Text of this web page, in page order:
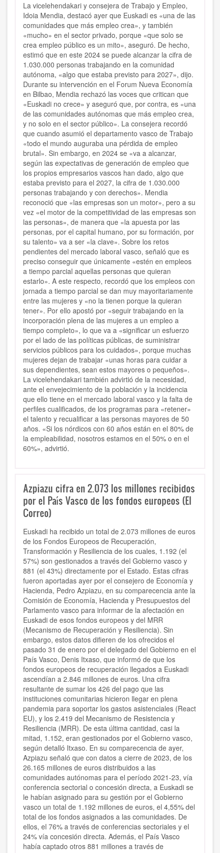
La vicelehendakari y consejera de Trabajo y Empleo,
Idoia Mendia, destacó ayer que Euskadi es «una de las
comunidades que más empleo crea», y también
«mucho» en el sector privado, porque «que solo se
crea empleo público es un mito», aseguró. De hecho,
estimó que en este 2024 se puede alcanzar la cifra de
1.030.000 personas trabajando en la comunidad
autónoma, «algo que estaba previsto para 2027», dijo.
Durante su intervención en el Forum Nueva Economía
en Bilbao, Mendia rechazó las voces que critican que
«Euskadi no crece» y aseguró que, por contra, es «una
de las comunidades autónomas que más empleo crea,
y no solo en el sector público». La consejera recordó
que cuando asumió el departamento vasco de Trabajo
«todo el mundo auguraba una pérdida de empleo
brutal». Sin embargo, en 2024 se «va a alcanzar,
según las expectativas de generación de empleo que
los propios empresarios vascos han dado, algo que
estaba previsto para el 2027, la cifra de 1.030.000
personas trabajando y con derechos». Mendia
reconoció que «las empresas son un motor», pero a su
vez «el motor de la competitividad de las empresas son
las personas», de manera que «la apuesta por las
personas, por el capital humano, por su formación, por
su talento» va a ser «la clave». Sobre los retos
pendientes del mercado laboral vasco, señaló que es
preciso conseguir que únicamente «estén en empleos
a tiempo parcial aquellas personas que quieran
estarlo». A este respecto, recordó que los empleos con
jornada a tiempo parcial se dan muy mayoritariamente
entre las mujeres y «no la tienen porque la quieran
tener». Por ello apostó por «seguir trabajando en la
incorporación plena de las mujeres a un empleo a
tiempo completo», lo que va a «significar un esfuerzo
por el lado de las políticas públicas, de suministrar
servicios públicos para los cuidados», porque muchas
mujeres dejan de trabajar «unas horas para cuidar a
sus dependientes, sean estos mayores o pequeños».
La vicelehendakari también advirtió de la necesidad,
ante el envejecimiento de la población y la incidencia
que ello tiene en el mercado laboral vasco y la falta de
perfiles cualificados, de los programas para «retener»
el talento y recualificar a las personas mayores de 50
años. «Si los nórdicos con 60 años están en el 80% de
la empleabilidad, nosotros estamos en el 50% o en el
60%», advirtió.
Azpiazu cifra en 2.073 los millones recibidos
por el País Vasco de los fondos europeos (El
Correo)
Euskadi ha recibido un total de 2.073 millones de euros
de los Fondos Europeos de Recuperación,
Transformación y Resiliencia de los cuales, 1.192 (el
57%) son gestionados a través del Gobierno vasco y
881 (el 43%) directamente por el Estado. Estas cifras
fueron aportadas ayer por el consejero de Economía y
Hacienda, Pedro Azpiazu, en su comparecencia ante la
Comisión de Economía, Hacienda y Presupuestos del
Parlamento vasco para informar de la afectación en
Euskadi de esos fondos europeos y del MRR
(Mecanismo de Recuperación y Resiliencia). Sin
embargo, estos datos difieren de los ofrecidos el
pasado 31 de enero por el delegado del Gobierno en el
País Vasco, Denis Itxaso, que informó de que los
fondos europeos de recuperación llegados a Euskadi
ascendían a 2.846 millones de euros. Una cifra
resultante de sumar los 426 del pago que las
instituciones comunitarias hicieron llegar en plena
pandemia para soportar los gastos asistenciales (React
EU), y los 2.419 del Mecanismo de Resistencia y
Resiliencia (MRR). De esta última cantidad, casi la
mitad, 1.152, eran gestionados por el Gobierno vasco,
según detalló Itxaso. En su comparecencia de ayer,
Azpiazu señaló que con datos a cierre de 2023, de los
26.165 millones de euros distribuidos a las
comunidades autónomas para el período 2021-23, vía
conferencia sectorial o concesión directa, a Euskadi se
le habían asignado para su gestión por el Gobierno
vasco un total de 1.192 millones de euros, el 4,55% del
total de los fondos asignados a las comunidades. De
ellos, el 76% a través de conferencias sectoriales y el
24% vía concesión directa. Además, el País Vasco
había captado otros 881 millones a través de